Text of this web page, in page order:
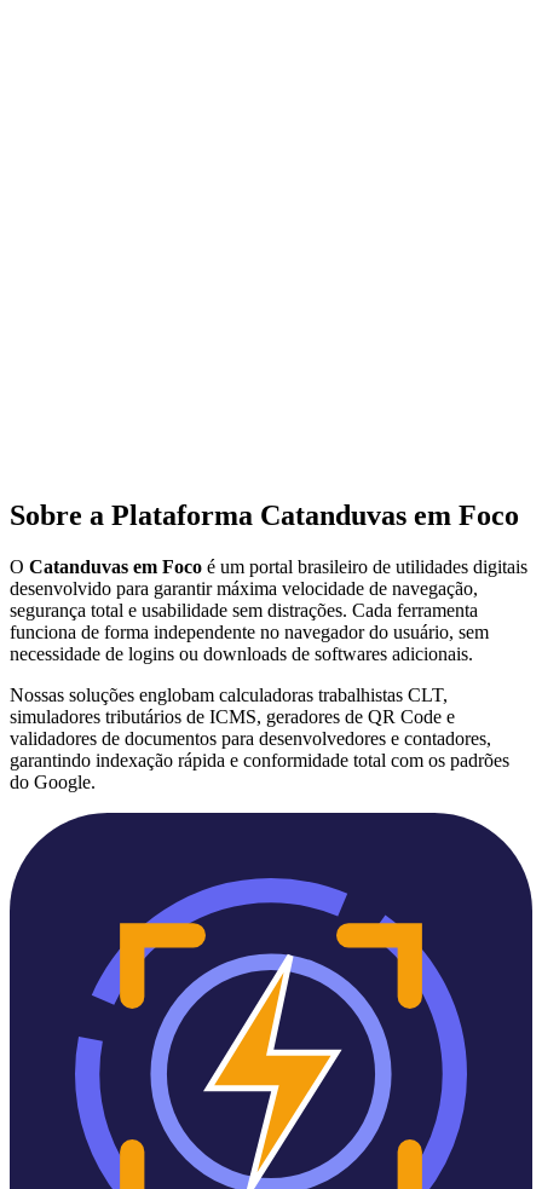
Sobre a Plataforma Catanduvas em Foco
O Catanduvas em Foco é um portal brasileiro de utilidades digitais
desenvolvido para garantir máxima velocidade de navegação,
segurança total e usabilidade sem distrações. Cada ferramenta
funciona de forma independente no navegador do usuário, sem
necessidade de logins ou downloads de softwares adicionais.
Nossas soluções englobam calculadoras trabalhistas CLT,
simuladores tributários de ICMS, geradores de QR Code e
validadores de documentos para desenvolvedores e contadores,
garantindo indexação rápida e conformidade total com os padrões
do Google.